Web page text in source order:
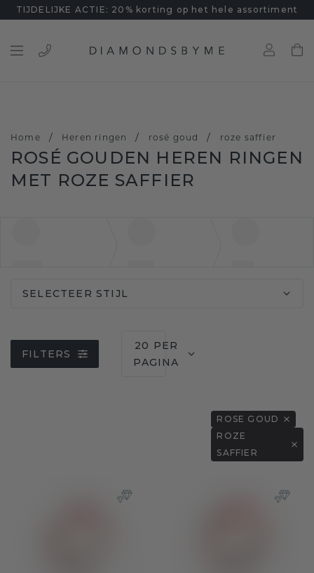
TIJDELIJKE ACTIE: 20% korting op het hele assortiment
Home / Heren ringen / rosé goud / roze saffier
ROSÉ GOUDEN HEREN RINGEN
MET ROZE SAFFIER
SELECTEER STIJL
FILTERS
20 PER
PAGINA
ROSE GOUD
ROZE
SAFFIER